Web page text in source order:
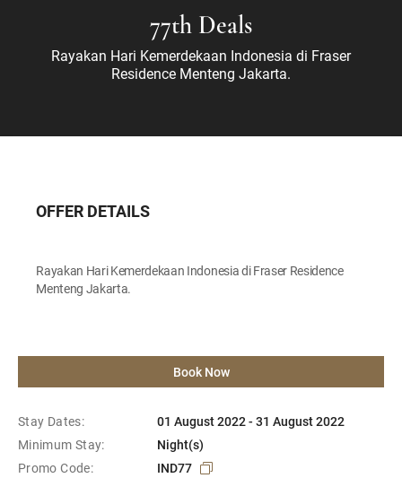
77th Deals
Rayakan Hari Kemerdekaan Indonesia di Fraser
Residence Menteng Jakarta.
OFFER DETAILS
Rayakan Hari Kemerdekaan Indonesia di Fraser Residence
Menteng Jakarta.
Book Now
Stay Dates:
01 August 2022 - 31 August 2022
Minimum Stay:
Night(s)
Promo Code:
IND77